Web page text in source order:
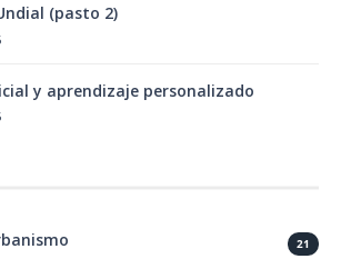
(pasto 2)
y aprendizaje personalizado
21